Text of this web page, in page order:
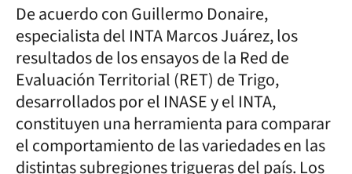
De acuerdo con Guillermo Donaire,
especialista del INTA Marcos Juárez, los
resultados de los ensayos de la Red de
Evaluación Territorial (RET) de Trigo,
desarrollados por el INASE y el INTA,
constituyen una herramienta para comparar
el comportamiento de las variedades en las
distintas subregiones trigueras del país. Los